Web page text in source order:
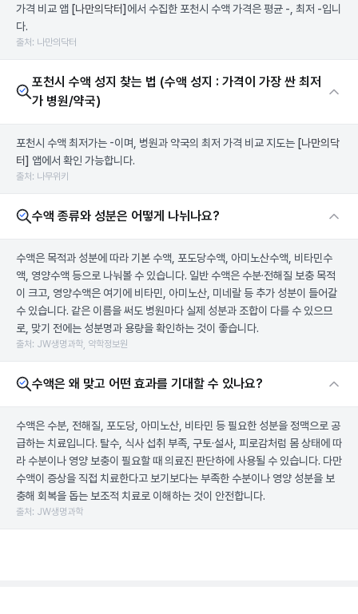
가격 비교 앱 [나만의닥터] 에서 수집한 포천시 수액 가격은 평균 -, 최저 -입니
다.
출처: 나만의닥터
포천시 수액 성지 찾는 법 (수액 성지 : 가격이 가장 싼 최저
가 병원/약국)
포천시 수액 최저가는 -이며, 병원과 약국의 최저 가격 비교 지도는 [나만의닥
터] 앱에서 확인 가능합니다.
출처: 나무위키
수액 종류와 성분은 어떻게 나뉘나요?
수액은 목적과 성분에 따라 기본 수액, 포도당수액, 아미노산수액, 비타민수
액, 영양수액 등으로 나눠볼 수 있습니다. 일반 수액은 수분·전해질 보충 목적
이 크고, 영양수액은 여기에 비타민, 아미노산, 미네랄 등 추가 성분이 들어갈
수 있습니다. 같은 이름을 써도 병원마다 실제 성분과 조합이 다를 수 있으므
로, 맞기 전에는 성분명과 용량을 확인하는 것이 좋습니다.
출처: JW생명과학, 약학정보원
수액은 왜 맞고 어떤 효과를 기대할 수 있나요?
수액은 수분, 전해질, 포도당, 아미노산, 비타민 등 필요한 성분을 정맥으로 공
급하는 치료입니다. 탈수, 식사 섭취 부족, 구토·설사, 피로감처럼 몸 상태에 따
라 수분이나 영양 보충이 필요할 때 의료진 판단하에 사용될 수 있습니다. 다만
수액이 증상을 직접 치료한다고 보기보다는 부족한 수분이나 영양 성분을 보
충해 회복을 돕는 보조적 치료로 이해하는 것이 안전합니다.
출처: JW생명과학